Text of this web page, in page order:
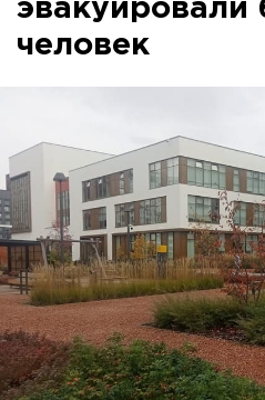
эвакуировали
человек